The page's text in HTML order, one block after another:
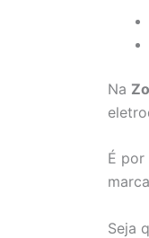
Na
É por
Seja